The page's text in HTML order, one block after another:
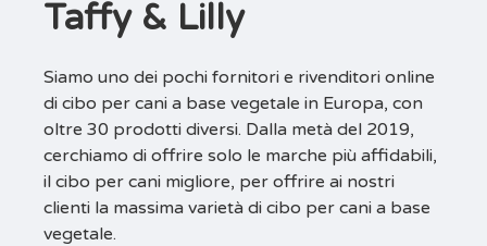
Taffy & Lilly
Siamo uno dei pochi fornitori e rivenditori online
di cibo per cani a base vegetale in Europa, con
oltre 30 prodotti diversi. Dalla metà del 2019,
cerchiamo di offrire solo le marche più affidabili,
il cibo per cani migliore, per offrire ai nostri
clienti la massima varietà di cibo per cani a base
vegetale.